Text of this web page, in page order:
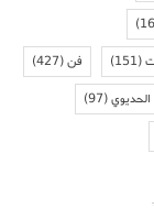
(151) فن(427)
الحديوي(97)